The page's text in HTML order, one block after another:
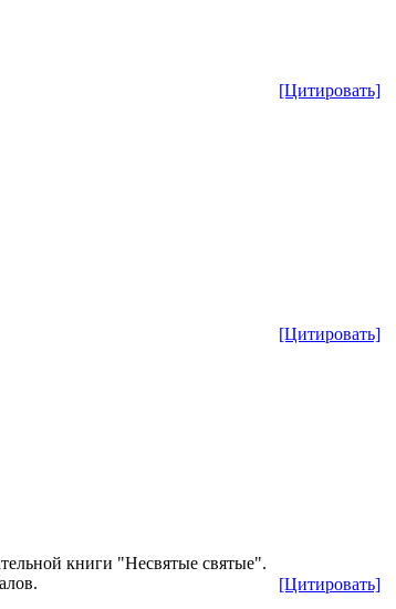
[Цитировать]
[Цитировать]
[Цитировать]
книги "Несвятые святые".